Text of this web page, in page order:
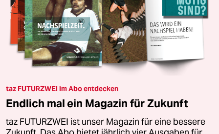
taz FUTURZWEI im Abo entdecken
Endlich mal ein Magazin für Zukunft
taz FUTURZWEI ist unser Magazin für eine bessere